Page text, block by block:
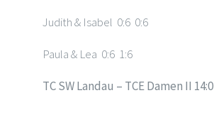
Judith & Isabel 0:6 0:6
Paula & Lea 0:6 1:6
TC SW Landau – TCE Damen II 14:0